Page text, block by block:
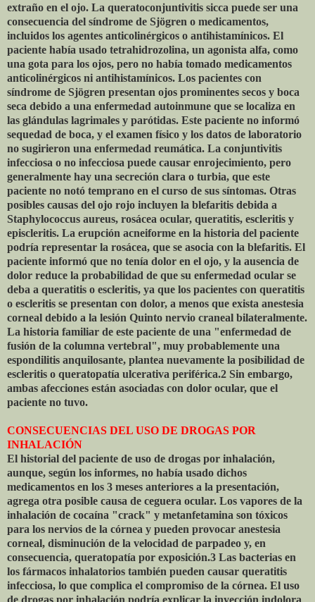
extraño en el ojo. La queratoconjuntivitis sicca puede ser una
consecuencia del síndrome de Sjögren o medicamentos,
incluidos los agentes anticolinérgicos o antihistamínicos. El
paciente había usado tetrahidrozolina, un agonista alfa, como
una gota para los ojos, pero no había tomado medicamentos
anticolinérgicos ni antihistamínicos. Los pacientes con
síndrome de Sjögren presentan ojos prominentes secos y boca
seca debido a una enfermedad autoinmune que se localiza en
las glándulas lagrimales y parótidas. Este paciente no informó
sequedad de boca, y el examen físico y los datos de laboratorio
no sugirieron una enfermedad reumática. La conjuntivitis
infecciosa o no infecciosa puede causar enrojecimiento, pero
generalmente hay una secreción clara o turbia, que este
paciente no notó temprano en el curso de sus síntomas. Otras
posibles causas del ojo rojo incluyen la blefaritis debida a
Staphylococcus aureus, rosácea ocular, queratitis, escleritis y
episcleritis. La erupción acneiforme en la historia del paciente
podría representar la rosácea, que se asocia con la blefaritis. El
paciente informó que no tenía dolor en el ojo, y la ausencia de
dolor reduce la probabilidad de que su enfermedad ocular se
deba a queratitis o escleritis, ya que los pacientes con queratitis
o escleritis se presentan con dolor, a menos que exista anestesia
corneal debido a la lesión Quinto nervio craneal bilateralmente.
La historia familiar de este paciente de una "enfermedad de
fusión de la columna vertebral", muy probablemente una
espondilitis anquilosante, plantea nuevamente la posibilidad de
escleritis o queratopatía ulcerativa periférica.2 Sin embargo,
ambas afecciones están asociadas con dolor ocular, que el
paciente no tuvo.
CONSECUENCIAS DEL USO DE DROGAS POR
INHALACIÓN
El historial del paciente de uso de drogas por inhalación,
aunque, según los informes, no había usado dichos
medicamentos en los 3 meses anteriores a la presentación,
agrega otra posible causa de ceguera ocular. Los vapores de la
inhalación de cocaína "crack" y metanfetamina son tóxicos
para los nervios de la córnea y pueden provocar anestesia
corneal, disminución de la velocidad de parpadeo y, en
consecuencia, queratopatía por exposición.3 Las bacterias en
los fármacos inhalatorios también pueden causar queratitis
infecciosa, lo que complica el compromiso de la córnea. El uso
de drogas por inhalación podría explicar la inyección indolora